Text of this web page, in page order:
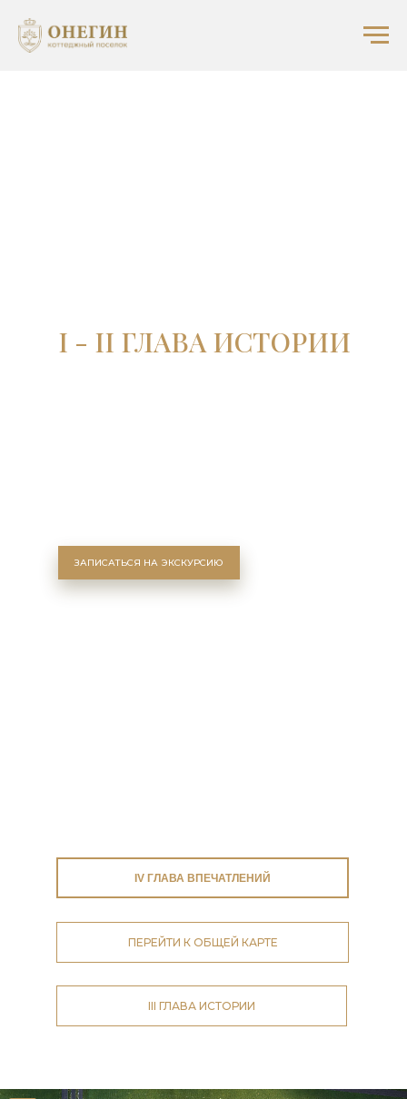
I - II ГЛАВА ИСТОРИИ
ЗАПИСАТЬСЯ НА ЭКСКУРСИЮ
III ГЛАВА ИСТОРИИ
IV ГЛАВА ВПЕЧАТЛЕНИЙ
ПЕРЕЙТИ К ОБЩЕЙ КАРТЕ